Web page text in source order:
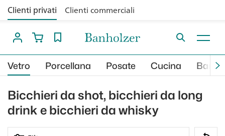
Clienti privati Clienti commerciali
Vetro Porcellana Posate Cucina Bar
Bicchieri da shot, bicchieri da long
drink e bicchieri da whisky